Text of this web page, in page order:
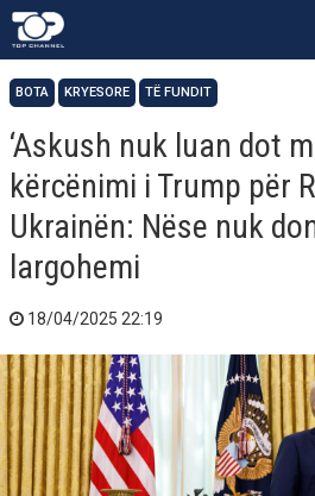
BOTA KRYESORE TË FUNDIT
‘Askush nuk luan dot
kërcënimi i Trump për
Ukrainën: Nëse nuk
largohemi
18/04/2025 22:19